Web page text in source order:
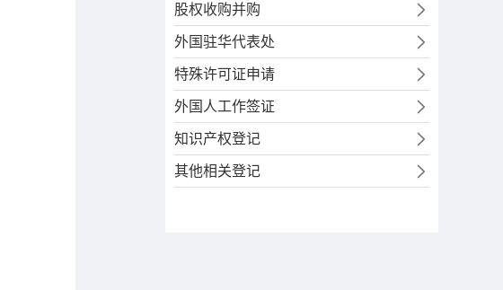
股权收购并购
外国驻华代表处
特殊许可证申请
外国人工作签证
知识产权登记
其他相关登记